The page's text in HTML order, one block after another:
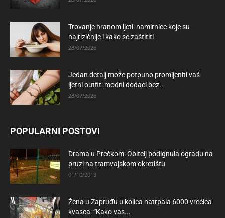
Trovanje hranom ljeti: namirnice koje su
najrizičnije i kako se zaštititi
28/07/2026
Jedan detalj može potpuno promijeniti vaš
ljetni outfit: modni dodaci bez...
28/07/2026
POPULARNI POSTOVI
Drama u Prečkom: Obitelj podignula ogradu na
pruzi na tramvajskom okretištu
01/10/2019
Žena u Zapruđu u kolica natrpala 6000 vrećica
kvasca: “Kako vas...